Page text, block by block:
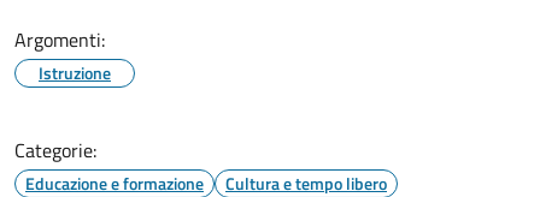
Argomenti:
Istruzione
Categorie:
Educazione e formazione Cultura e tempo libero